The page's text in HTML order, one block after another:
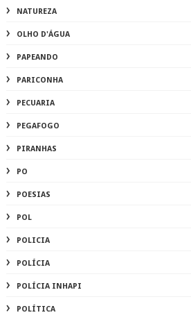
NATUREZA
OLHO D'ÁGUA
PAPEANDO
PARICONHA
PECUARIA
PEGAFOGO
PIRANHAS
PO
POESIAS
POL
POLICIA
POLÍCIA
POLÍCIA INHAPI
POLÍTICA